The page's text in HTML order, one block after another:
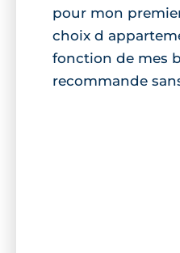
pour mon
choix d
fonction de mes
recommande